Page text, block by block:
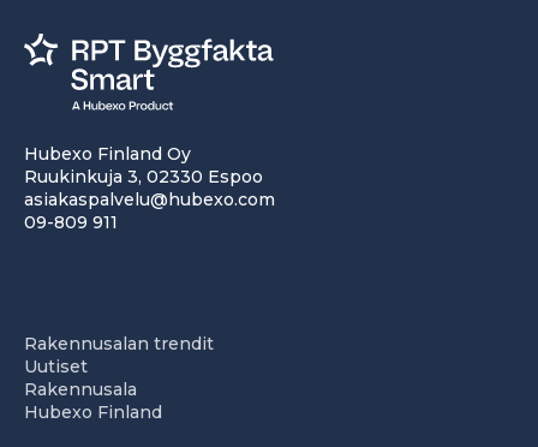
Hubexo Finland Oy
Ruukinkuja 3, 02330 Espoo
asiakaspalvelu@hubexo.com
09-809 911
Rakennusalan trendit
Uutiset
Rakennusala
Hubexo Finland